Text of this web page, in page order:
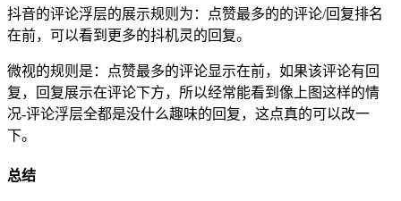
抖音的评论浮层的展示规则为：点赞最多的的评论/回复排名
在前，可以看到更多的抖机灵的回复。
微视的规则是：点赞最多的评论显示在前，如果该评论有回
复，回复展示在评论下方，所以经常能看到像上图这样的情
况-评论浮层全都是没什么趣味的回复，这点真的可以改一
下。
总结